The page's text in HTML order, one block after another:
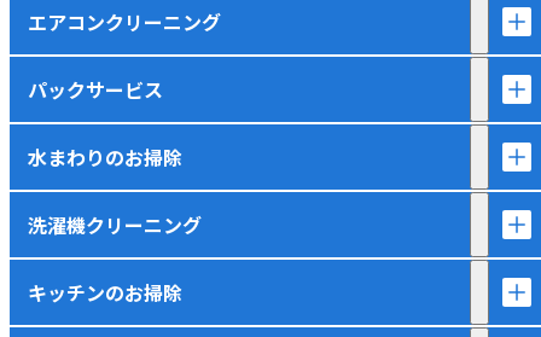
エアコンクリーニング
パックサービス
水まわりのお掃除
洗濯機クリーニング
キッチンのお掃除